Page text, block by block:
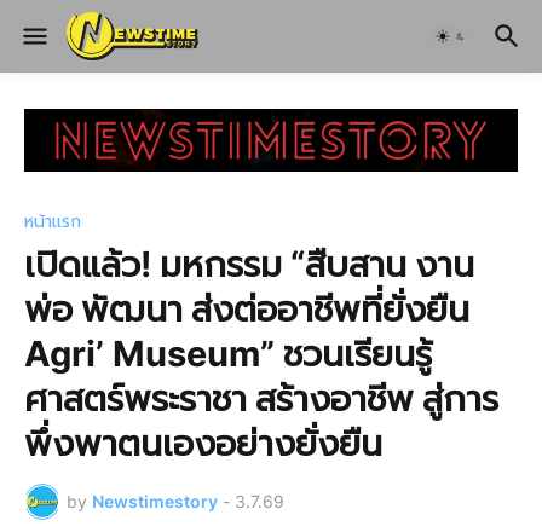
หน้าแรก
เปิดแล้ว! มหกรรม “สืบสาน งาน
พ่อ พัฒนา ส่งต่ออาชีพที่ยั่งยืน
Agri’ Museum” ชวนเรียนรู้
ศาสตร์พระราชา สร้างอาชีพ สู่การ
พึ่งพาตนเองอย่างยั่งยืน
by Newstimestory - 3.7.69